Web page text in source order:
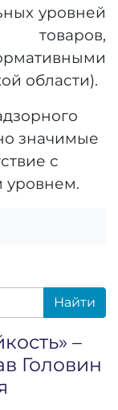
уровней
области).
значимые
с
уровнем.
Найти
–
Головин